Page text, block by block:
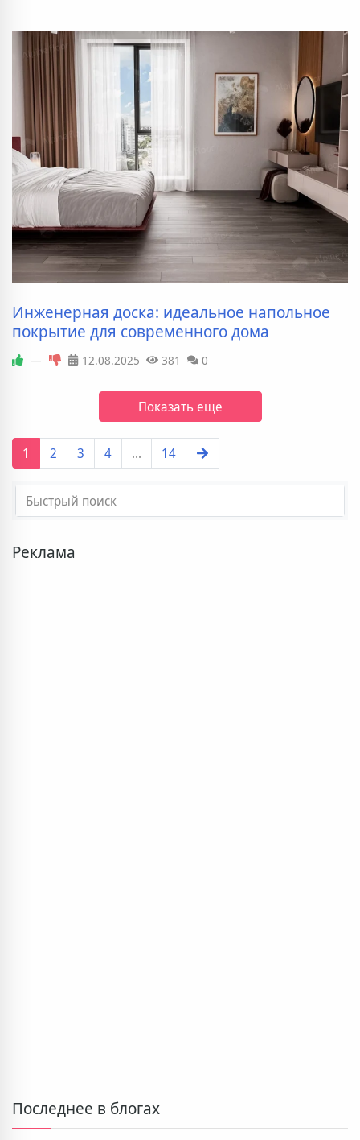
Инженерная доска: идеальное напольное
покрытие для современного дома
— 12.08.2025 381 0
Показать еще
1 2 3 4 ... 14
Реклама
Последнее в блогах